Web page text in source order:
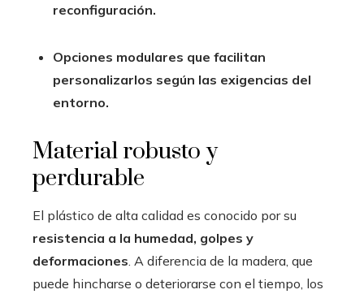
reconfiguración.
Opciones modulares que facilitan
personalizarlos según las exigencias del
entorno.
Material robusto y
perdurable
El plástico de alta calidad es conocido por su
resistencia a la humedad, golpes y
deformaciones . A diferencia de la madera, que
puede hincharse o deteriorarse con el tiempo, los